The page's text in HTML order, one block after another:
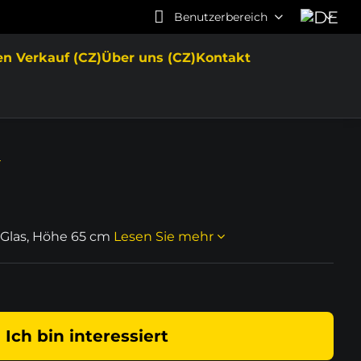
Benutzerbereich
Verkauf (CZ)Über uns (CZ)Kontakt
Höhe 65 cm Lesen Sie mehr
Ich bin interessiert